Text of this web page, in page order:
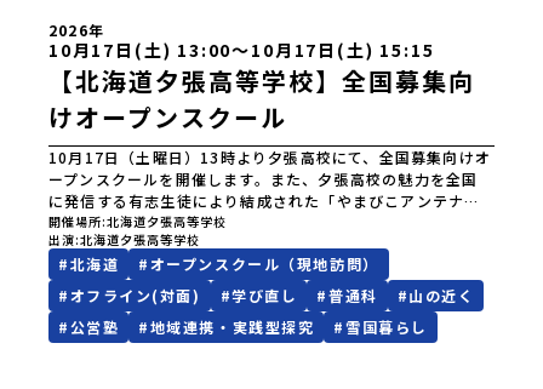
広島三育学院高等学校(広島県) ※2日目のみ参加
2026年
10月17日(土) 13:00〜10月17日(土) 15:15
【北海道夕張高等学校】全国募集向
けオープンスクール
10月17日（土曜日）13時より夕張高校にて、全国募集向けオ
ープンスクールを開催します。また、夕張高校の魅力を全国
に発信する有志生徒により結成された「やまびこアンテナ」
が当日の説明及び案内をさせていただきます！参加をご希望
される方は、以下の『参加申し込みフォーム（Googleフォー
ム）』よりお申込みください。（申込締切：10月9日（金曜
日）まで）沢山のご参加をお待ちしております。【当日の内
容】・学校説明・寮説明・校舎・授業見学・個別相談（保護
者向け）・本校生徒との座談会（生徒向け）・寮見学（希望
開催場所 北海道夕張高等学校
出演 北海道夕張高等学校
#北海道 #オープンスクール（現地訪問）
#オフライン(対面) #学び直し #普通科 #山の近く
#公営塾 #地域連携・実践型探究 #雪国暮らし